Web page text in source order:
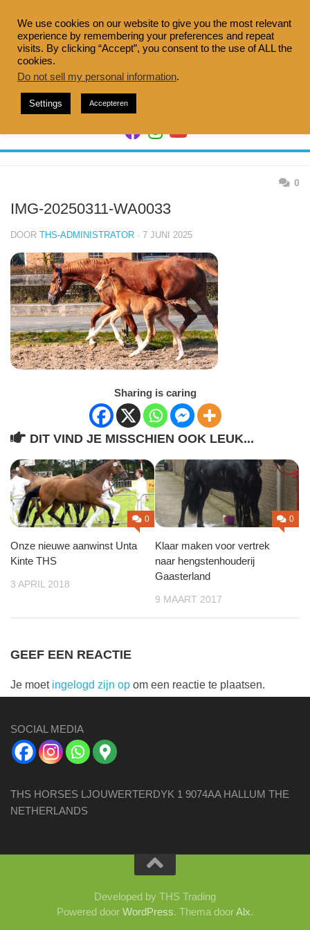
naar
inhoud
0
IMG-20250311-WA0033
DOOR THS-ADMINISTRATOR · 7 JUNI 2025
Sharing is caring
DIT VIND JE MISSCHIEN OOK LEUK...
0
Onze nieuwe aanwinst Unta
Kinte THS
3 APRIL 2018
0
Klaar maken voor vertrek
naar hengstenhouderij
Gaasterland
9 MAART 2017
GEEF EEN REACTIE
Je moet ingelogd zijn op om een reactie te plaatsen.
SOCIAL MEDIA
THS HORSES LJOUWERTERDYK 1 9074AA HALLUM THE
NETHERLANDS
Developed by THS Trading
Powered door WordPress. Thema doorAlx.
We use cookies on our website to give you the most relevant
experience by remembering your preferences and repeat
visits. By clicking “Accept”, you consent to the use of ALL the
cookies.
Do not sell my personal information.
Settings Accepteren